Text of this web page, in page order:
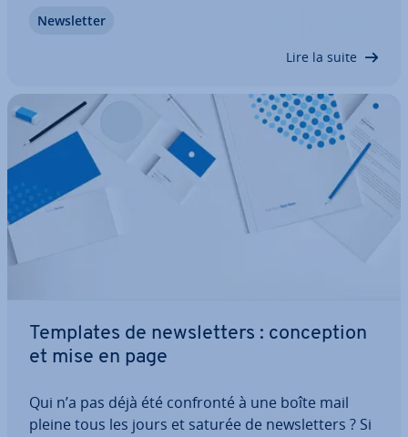
préoccupe tous les pro­fes­sion­nels pour lesquels
News­let­ter
Lire la suite
Templates de news­let­ters : con­cep­tion
et mise en page
Qui n’a pas déjà été confronté à une boîte mail
pleine tous les jours et saturée de news­let­ters ? Si